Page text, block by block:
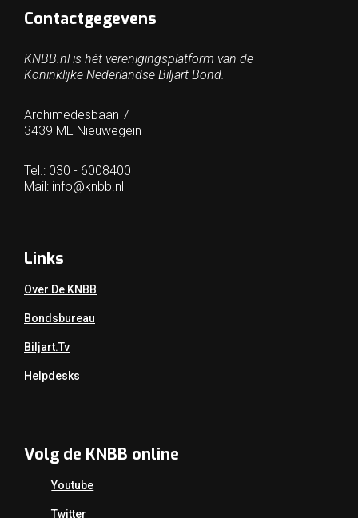
Contactgegevens
KNBB.nl is hèt verenigingsplatform van de
Koninklijke Nederlandse Biljart Bond.
Archimedesbaan 7
3439 ME Nieuwegein
Tel.: 030 - 6008400
Mail: info@knbb.nl
Links
Over De KNBB
Bondsbureau
Biljart.tv
Helpdesks
Volg de KNBB online
Youtube
Twitter